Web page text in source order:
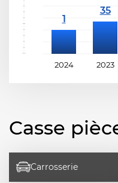
2024 2023
Casse
Carrosserie